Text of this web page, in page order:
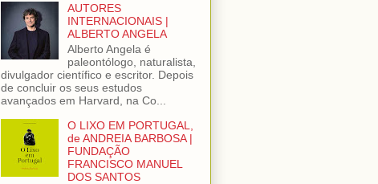
AUTORES
INTERNACIONAIS |
ALBERTO ANGELA
Alberto Angela é
paleontólogo, naturalista,
divulgador científico e escritor. Depois
de concluir os seus estudos
avançados em Harvard, na Co...
O LIXO EM PORTUGAL,
de ANDREIA BARBOSA |
FUNDAÇÃO
FRANCISCO MANUEL
DOS SANTOS